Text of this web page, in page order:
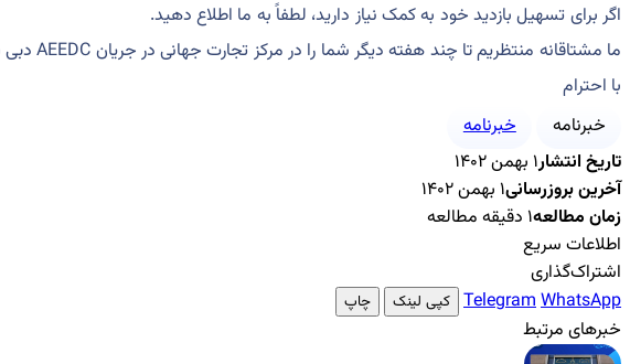
اگر برای تسهیل بازدید خود به کمک نیاز دارید، لطفاً به ما اطلاع دهید.
ما مشتاقانه منتظریم تا چند هفته دیگر شما را در مرکز تجارت جهانی در جریان AEEDC دبی ببینیم.
با احترام
خبرنامه
خبرنامه
تاریخ انتشار۱ بهمن ۱۴۰۲
آخرین بروزرسانی۱ بهمن ۱۴۰۲
زمان مطالعه۱ دقیقه مطالعه
اطلاعات سریع
اشتراک‌گذاری
TelegramWhatsApp کپی لینک چاپ
خبرهای مرتبط